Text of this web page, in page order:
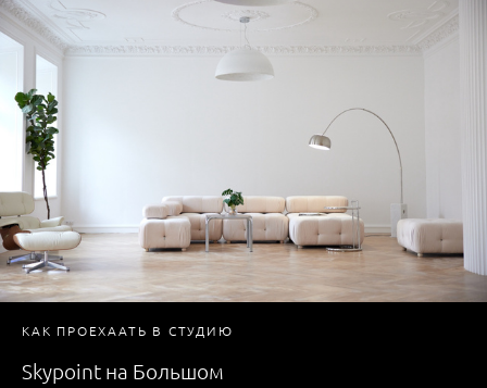
КАК ПРОЕХААТЬ В СТУДИЮ
Skypoint на Большом